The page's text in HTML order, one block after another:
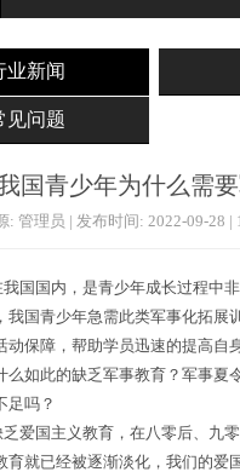
业新闻
见问题
国青少年为什么需
: 管理员 | 发布时间: 2022-09-28 |
国国内，是青少年成长过程中
我国青少年急需此类军事化拓展
动保障，帮助学员迅速的提高自
么如此的缺乏军事教育？军事夏
足吗？
爱国主义教育，在八零后、九
育就已经被逐渐淡化，我们的爱